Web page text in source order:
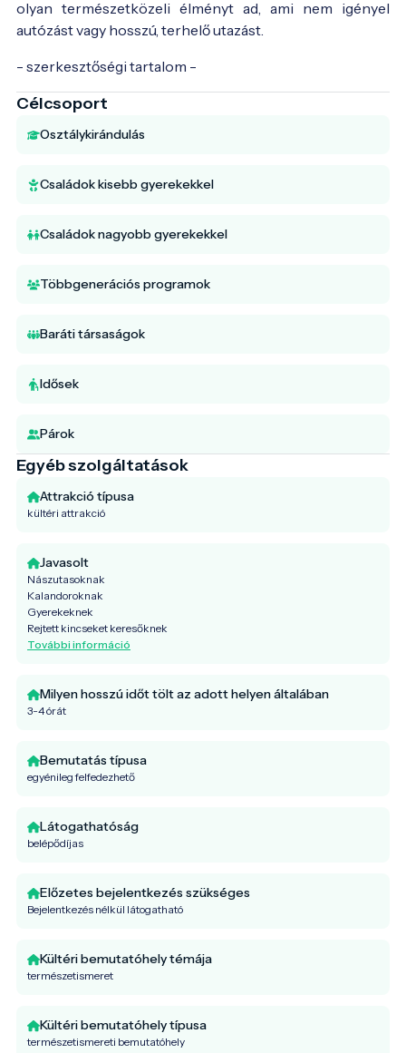
olyan természetközeli élményt ad, ami nem igényel
autózást vagy hosszú, terhelő utazást.
- szerkesztőségi tartalom -
Célcsoport
Osztálykirándulás
Családok kisebb gyerekekkel
Családok nagyobb gyerekekkel
Többgenerációs programok
Baráti társaságok
Idősek
Párok
Egyéb szolgáltatások
Attrakció típusa
kültéri attrakció
Javasolt
Nászutasoknak
Kalandoroknak
Gyerekeknek
Rejtett kincseket keresőknek
További információ
Milyen hosszú időt tölt az adott helyen általában
3-4 órát
Bemutatás típusa
egyénileg felfedezhető
Látogathatóság
belépődíjas
Előzetes bejelentkezés szükséges
Bejelentkezés nélkül látogatható
Kültéri bemutatóhely témája
természetismeret
Kültéri bemutatóhely típusa
természetismereti bemutatóhely